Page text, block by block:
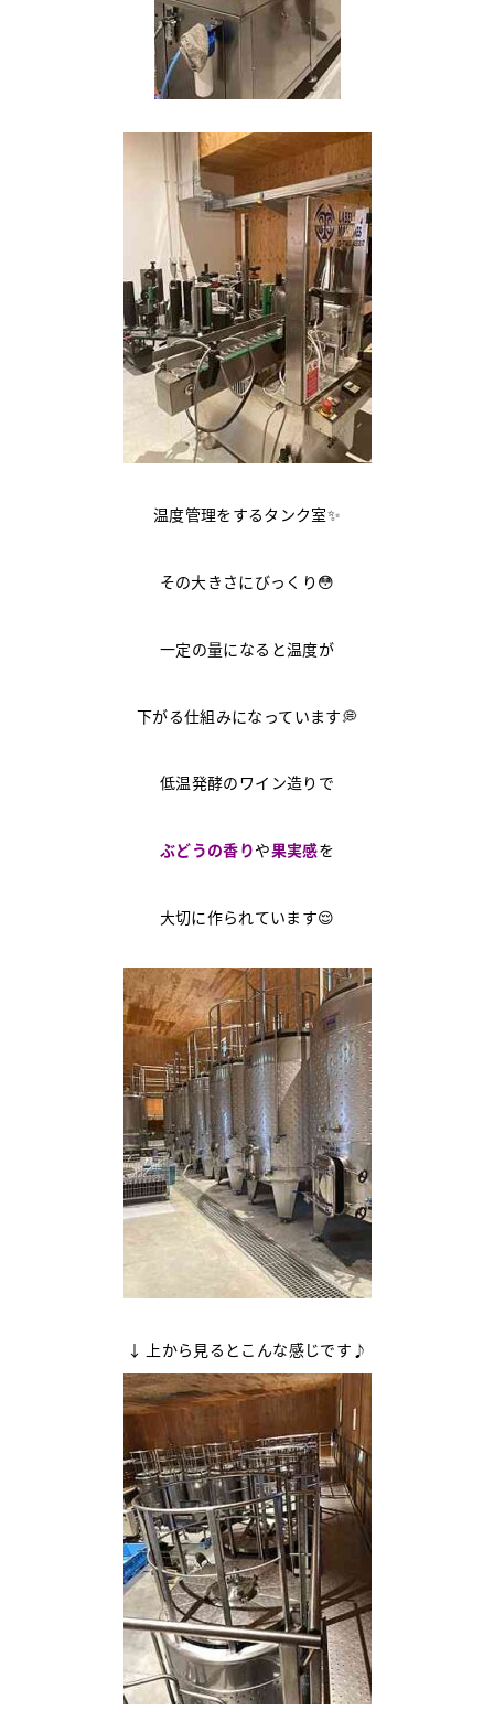
温度管理をするタンク室✨
その大きさにびっくり😳
一定の量になると温度が
下がる仕組みになっています💭
低温発酵のワイン造りで
ぶどうの香りや果実感を
大切に作られています😌
↓ 上から見るとこんな感じです♪